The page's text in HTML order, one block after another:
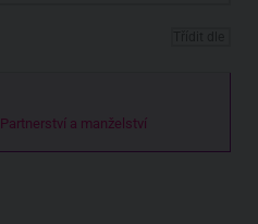
Partnerství a manželství